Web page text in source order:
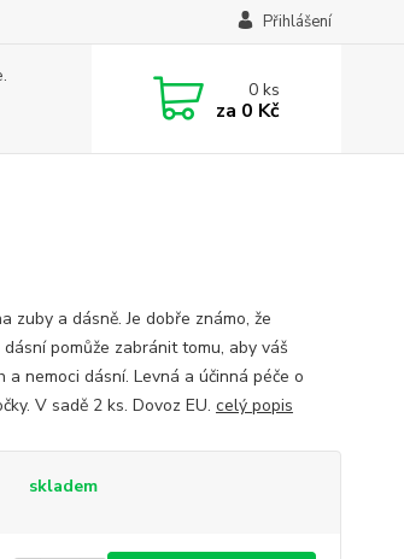
Přihlášení
0ks
za 0 Kč
zuby a dásně. Je dobře známo, že
pomůže zabránit tomu, aby váš
a nemoci dásní. Levná a účinná péče o
V sadě 2 ks. Dovoz EU. celý popis
skladem